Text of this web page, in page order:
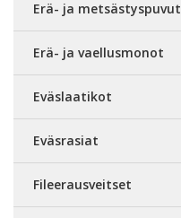
Erä- ja metsästyspuvut
Erä- ja vaellusmonot
Eväslaatikot
Eväsrasiat
Fileerausveitset